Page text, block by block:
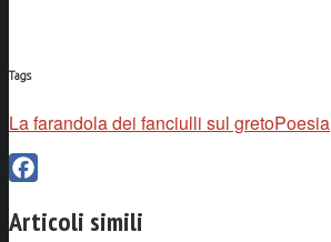
Tags
La farandola dei fanciulli sul gretoPoesia
Articoli simili